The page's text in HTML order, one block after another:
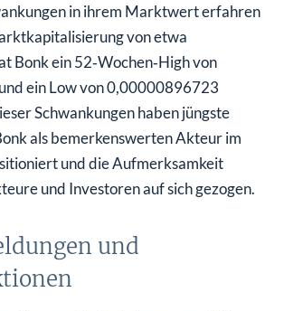
in ihrem Marktwert erfahren
von etwa
Bonk ein 52‑Wochen‑High von
ein Low von 0,00000896723
Schwankungen haben jüngste
als bemerkenswerten Akteur im
und die Aufmerksamkeit
und Investoren auf sich gezogen.
und